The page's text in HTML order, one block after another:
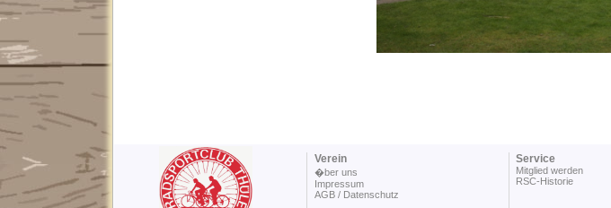
Verein
�ber uns
Impressum
AGB / Datenschutz
Service
Mitglied werden
RSC-Historie